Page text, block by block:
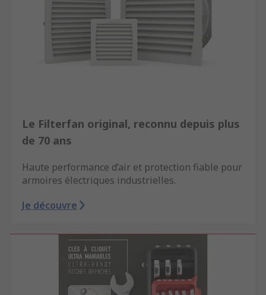
Le Filterfan original, reconnu depuis plus
de 70 ans
Haute performance d’air et protection fiable pour
armoires électriques industrielles.
Je découvre